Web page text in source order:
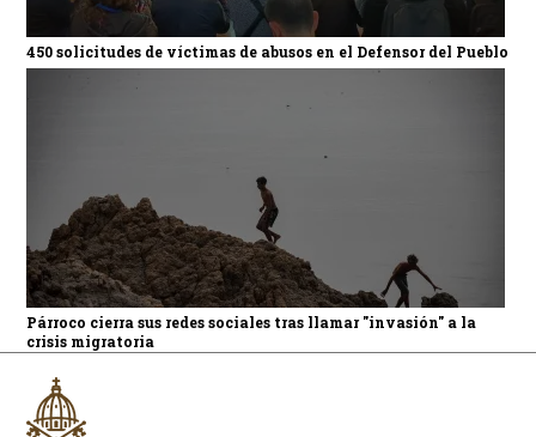
450 solicitudes de víctimas de abusos en el Defensor del Pueblo
Párroco cierra sus redes sociales tras llamar "invasión" a la
crisis migratoria